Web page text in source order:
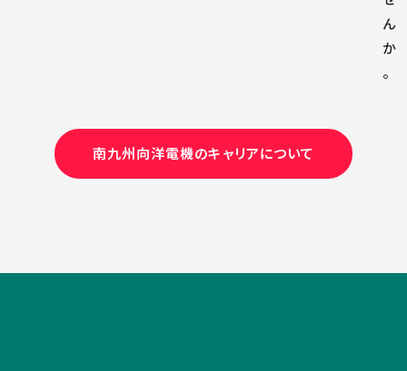
ん
か
。
南九州向洋電機のキャリアについて